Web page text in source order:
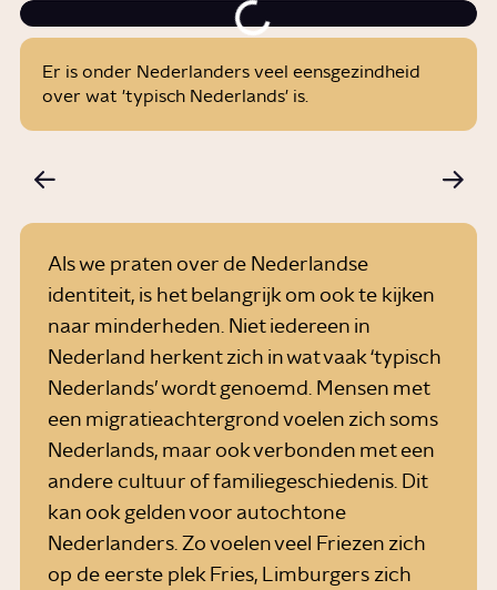
Er is onder Nederlanders veel eensgezindheid
over wat 'typisch Nederlands' is.
Als we praten over de Nederlandse
identiteit, is het belangrijk om ook te kijken
naar minderheden. Niet iedereen in
Nederland herkent zich in wat vaak ‘typisch
Nederlands’ wordt genoemd. Mensen met
een migratieachtergrond voelen zich soms
Nederlands, maar ook verbonden met een
andere cultuur of familiegeschiedenis. Dit
kan ook gelden voor autochtone
Nederlanders. Zo voelen veel Friezen zich
op de eerste plek Fries, Limburgers zich